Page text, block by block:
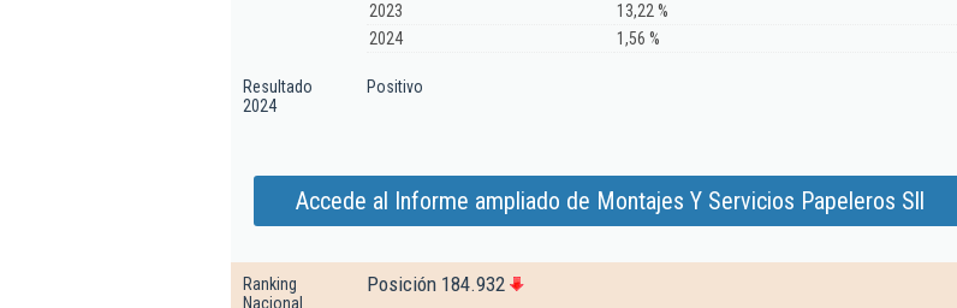
2023
13,22 %
2024
1,56 %
Resultado
2024
Positivo
Accede al Informe ampliado de Montajes Y Servicios Papeleros Sll
Ranking
Nacional
Posición 184.932